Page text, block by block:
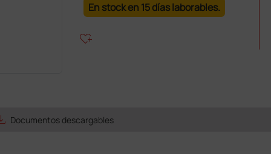
En stock en 15 días laborables.
heart_plus
Documentos descargables